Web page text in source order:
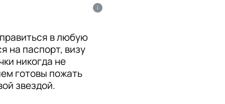
i
в любую
на паспорт, визу
никогда не
готовы пожать
звездой.